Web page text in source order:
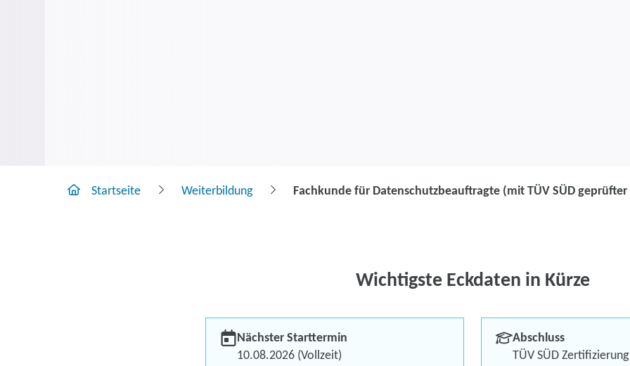
Berufliches Profil
Startseite Weiterbildung Fachkunde für Datenschutzbeauftragte (mit TÜV SÜD
Wichtigste Eckdaten in Kürze
Nächster Starttermin
10.08.2026 (Vollzeit)
Abschluss
TÜV SÜD